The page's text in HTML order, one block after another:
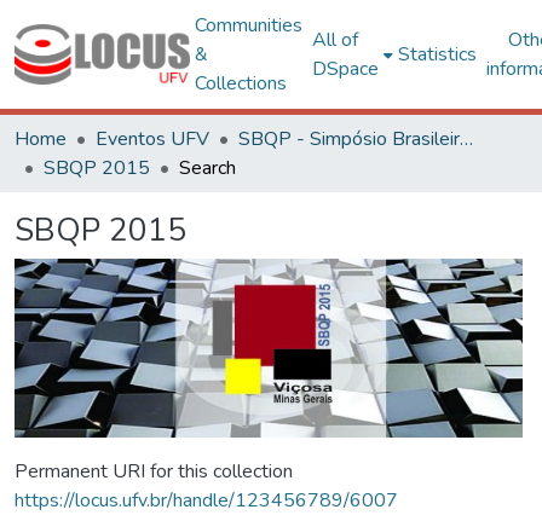
Communities
&
Collections
All of
DSpace
Statistics
Home Eventos UFV
SBQP - Simpósio Brasileiro de Qualidade do Projeto no Ambiente Construído
SBQP 2015
Search
SBQP 2015
Permanent URI for this collection
https://locus.ufv.br/handle/123456789/6007